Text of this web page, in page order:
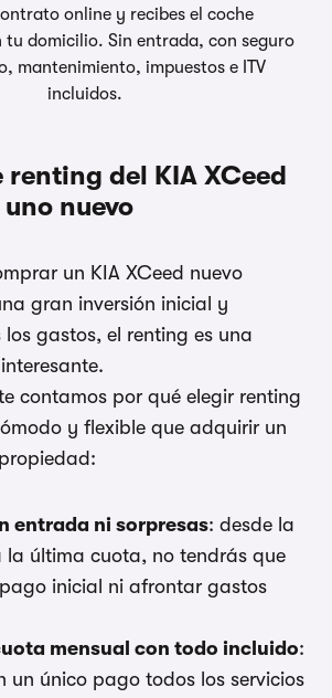
online y recibes el coche
tu domicilio. Sin entrada, con seguro
mantenimiento, impuestos e ITV
incluidos.
renting del KIA XCeed
nuevo
un KIA XCeed nuevo
gran inversión inicial y
gastos, el renting es una
contamos por qué elegir renting
y flexible que adquirir un
entrada ni sorpresas: desde la
la última cuota, no tendrás que
inicial ni afrontar gastos
mensual con todo incluido:
un único pago todos los servicios